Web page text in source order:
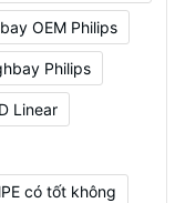
OEM Philips
Philips
Linear
có tốt không